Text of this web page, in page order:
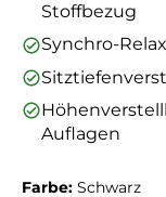
Stoffbezug
Synchro-
Auflagen
Farbe: Schwarz